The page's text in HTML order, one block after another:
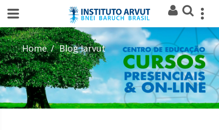
Home Blog Iarvut